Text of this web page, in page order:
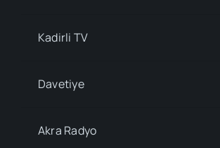
Kadirli TV
Davetiye
Akra Radyo